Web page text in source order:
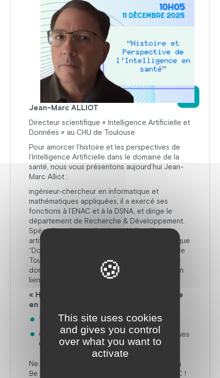
Jean-Marc ALLIOT
Directeur scientifique « Intelligence Artificielle et
Données » au CHU de Toulouse
Pour amorcer l’histoire et les perspectives de
l’Intelligence Artificielle dans le domaine de la
santé, nous vous présentons aujourd’hui Jean-
Marc Alliot :
ingénieur‑chercheur en informatique et
mathématiques appliquées, il a exercé ses
fonctions à l’ENAC et à la DSNA, et dirige le
département de Recherche & Développement.
Spécialiste des applications de l’intelligence
artificielle, il est aujourd’hui directeur scientifique
“Données et Intelligence Artificielle” au CHU de
Toulouse, où il pilote notamment le Centre de
données de santé et de recherche (CDSR), en
lien avec l’entrepôt de données de santé.
« Histoire et Perspective de l’Intelligence
en santé »
11 décembre 2025 – 10h05
Colloque IA & Handicap – Fondation Jacques
CHIRAC
Ne manquez pas cette prise de parole lors du
9e Colloque de la Fondation Jacques CHIRAC !
This site uses cookies
and gives you control
over what you want to
activate